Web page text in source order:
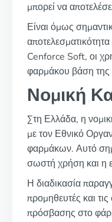
μπορεί να
Είναι όμως
Cenforce Soft, οι
φαρμάκου βάση της
Νομική
Στη Ελλάδα, η
με τον Εθνικό
φαρμάκων. Αυτό
σωστή χρήση και η
Η διαδικασία
προμηθευτές και
πρόσβασης στο